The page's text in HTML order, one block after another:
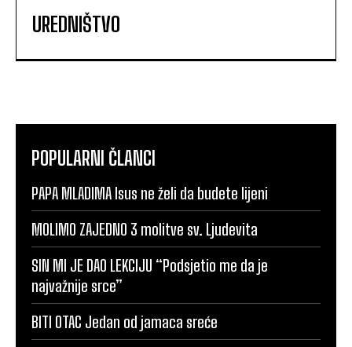
UREDNIŠTVO
POPULARNI ČLANCI
PAPA MLADIMA Isus ne želi da budete lijeni
MOLIMO ZAJEDNO 3 molitve sv. Ljudevita
SIN MI JE DAO LEKCIJU “Podsjetio me da je
najvažnije srce”
BITI OTAC Jedan od jamaca sreće